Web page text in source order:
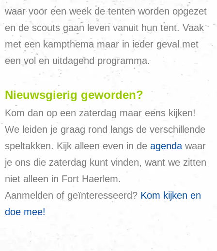
waar voor een week de tenten worden opgezet
en de scouts gaan leven vanuit hun tent. Vaak
met een kampthema maar in ieder geval met
een vol en uitdagend programma.
Nieuwsgierig geworden?
Kom dan op een zaterdag maar eens kijken!
We leiden je graag rond langs de verschillende
speltakken. Kijk alleen even in de agenda waar
je ons die zaterdag kunt vinden, want we zitten
niet alleen in Fort Haerlem.
Aanmelden of geïnteresseerd? Kom kijken en
doe mee!